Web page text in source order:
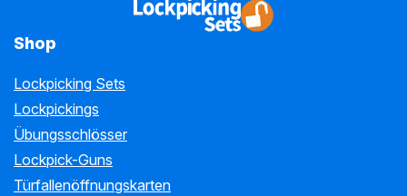
Shop
Lockpicking Sets
Lockpickings
Übungsschlösser
Lockpick-Guns
Türfallenöffnungskarten